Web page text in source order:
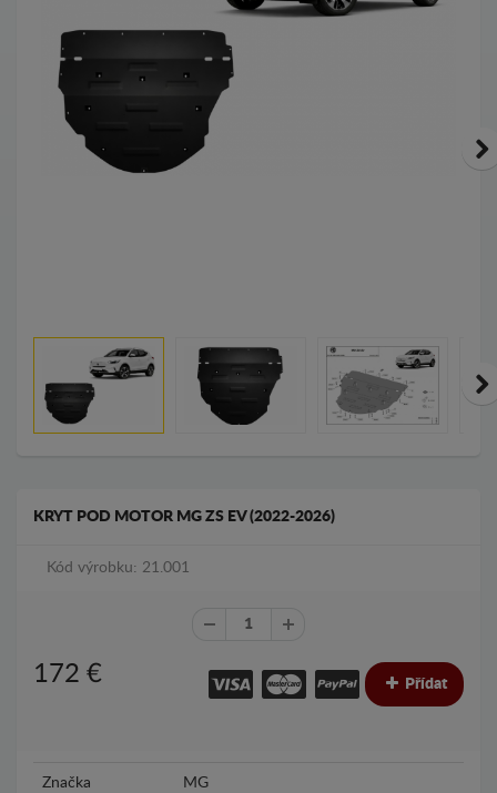
KRYT POD MOTOR MG ZS EV (2022-2026)
Kód výrobku: 21.001
172 € Přídat
Značka MG